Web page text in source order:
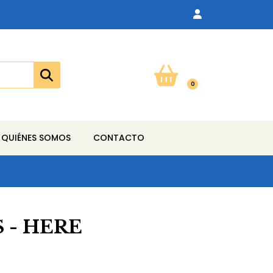
0
QUIÉNES SOMOS CONTACTO
- HERE